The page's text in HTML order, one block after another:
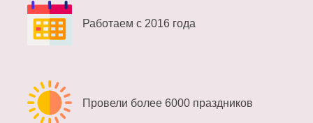
Работаем с 2016 года
Провели более 6000 праздников